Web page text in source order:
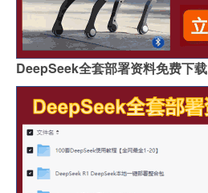
DeepSeek全套部署资料免费下载